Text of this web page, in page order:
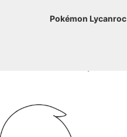
Pokémon Lycanroc